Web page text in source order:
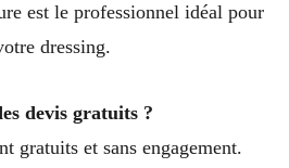
est le professionnel idéal pour
dressing.
devis gratuits ?
gratuits et sans engagement.